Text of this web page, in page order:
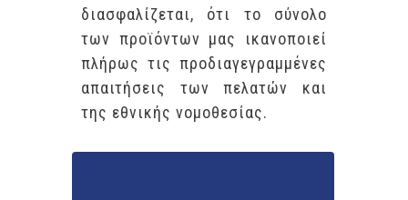
διασφαλίζεται, ότι το σύνολο
των προϊόντων μας ικανοποιεί
πλήρως τις προδιαγεγραμμένες
απαιτήσεις των πελατών και
της εθνικής νομοθεσίας.